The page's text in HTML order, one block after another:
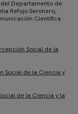
Departamento de
Refojo Seronero,
Científica
Social de la
Social de la Ciencia y
de la Ciencia y la